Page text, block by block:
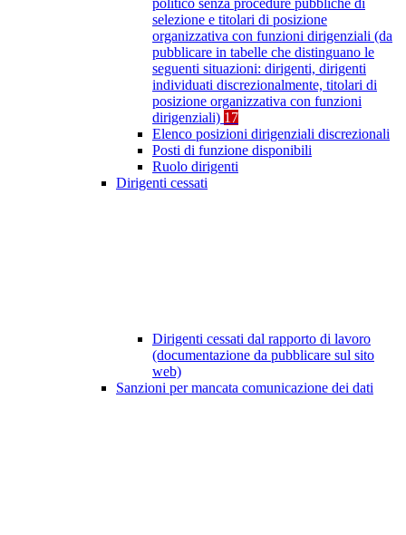
politico senza procedure pubbliche di
selezione e titolari di posizione
organizzativa con funzioni dirigenziali (da
pubblicare in tabelle che distinguano le
seguenti situazioni: dirigenti, dirigenti
individuati discrezionalmente, titolari di
posizione organizzativa con funzioni
dirigenziali) 17
Elenco posizioni dirigenziali discrezionali
Posti di funzione disponibili
Ruolo dirigenti
Dirigenti cessati
Dirigenti cessati dal rapporto di lavoro
(documentazione da pubblicare sul sito
web)
Sanzioni per mancata comunicazione dei dati